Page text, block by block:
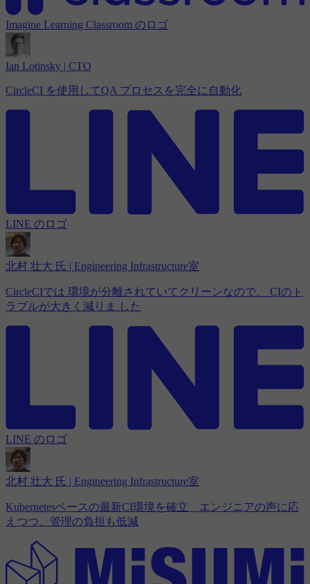
Imagine Learning Classroom のロゴ
Ian Lotinsky | CTO
CircleCI を使用してQA プロセスを完全に自動化
LINE のロゴ
北村 壮大 氏 | Engineering Infrastructure室
CircleCIでは 環境が分離されていてクリーンなので、 CIのト
ラブルが大きく減りま した
LINE のロゴ
北村 壮大 氏 | Engineering Infrastructure室
Kubernetesベースの最新CI環境を確立 エンジニアの声に応
えつつ、管理の負担も低減